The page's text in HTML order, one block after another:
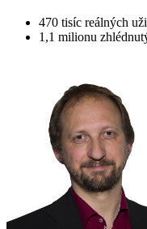
470 tisíc reálných
1,1 milionu